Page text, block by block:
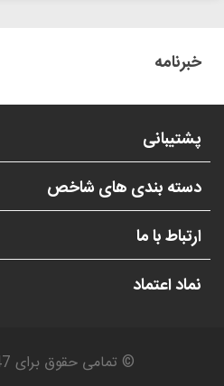
خبرنامه
پشتیبانی
دسته بندی های شاخص
ارتباط با ما
نماد اعتماد
© تمامی حقوق برای i47 محفوظ است